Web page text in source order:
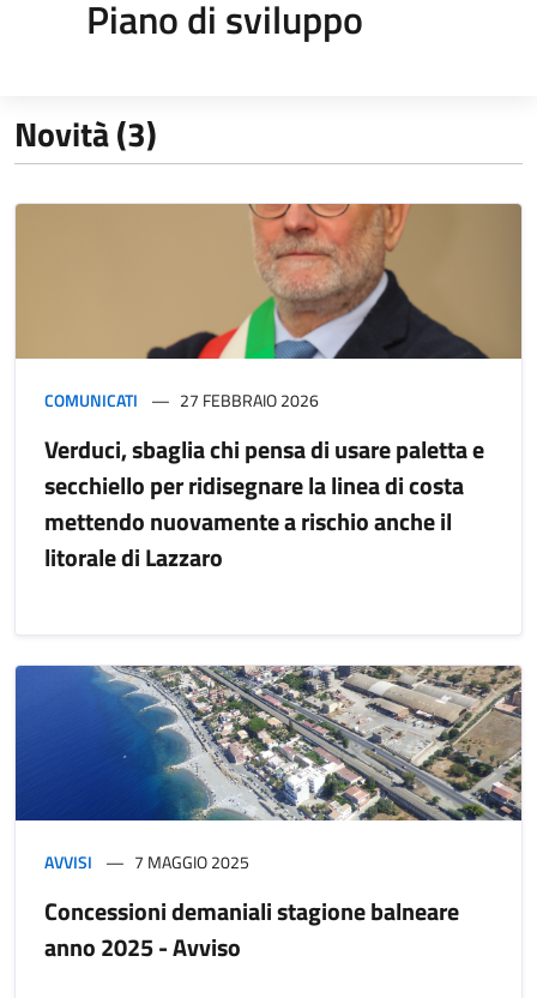
Piano di sviluppo
Novità (3)
COMUNICATI 27 FEBBRAIO 2026
Verduci, sbaglia chi pensa di usare paletta e
secchiello per ridisegnare la linea di costa
mettendo nuovamente a rischio anche il
litorale di Lazzaro
AVVISI 7 MAGGIO 2025
Concessioni demaniali stagione balneare
anno 2025 - Avviso